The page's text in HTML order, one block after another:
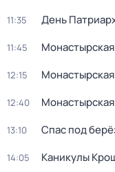
11:35 День
11:45
12:15
12:40
13:10 Спас под
14:05 Каникулы